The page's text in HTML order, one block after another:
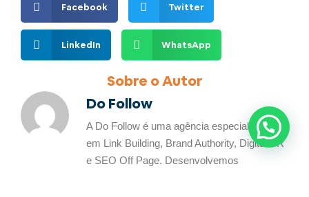
Facebook Twitter
LinkedIn WhatsApp
Sobre o Autor
Do Follow
A Do Follow é uma agência especializada
em Link Building, Brand Authority, Digital PR
e SEO Off Page. Desenvolvemos